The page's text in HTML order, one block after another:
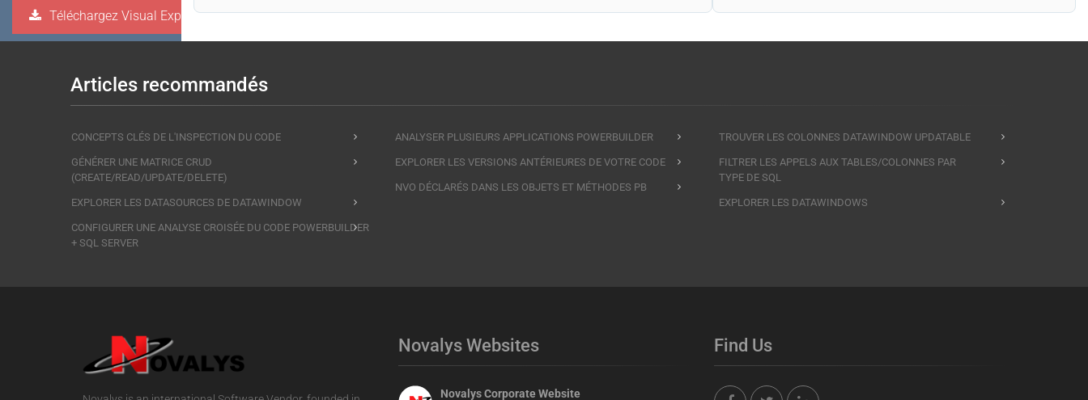
Téléchargez Visual Expert
Articles recommandés
CONCEPTS CLÉS DE L'INSPECTION DU CODE
GÉNÉRER UNE MATRICE CRUD
(CREATE/READ/UPDATE/DELETE)
EXPLORER LES DATASOURCES DE DATAWINDOW
CONFIGURER UNE ANALYSE CROISÉE DU CODE POWERBUILDER
+ SQL SERVER
ANALYSER PLUSIEURS APPLICATIONS POWERBUILDER
EXPLORER LES VERSIONS ANTÉRIEURES DE VOTRE CODE
NVO DÉCLARÉS DANS LES OBJETS ET MÉTHODES PB
TROUVER LES COLONNES DATAWINDOW UPDATABLE
FILTRER LES APPELS AUX TABLES/COLONNES PAR
TYPE DE SQL
EXPLORER LES DATAWINDOWS
Novalys Websites
Novalys Corporate Website
Find Us